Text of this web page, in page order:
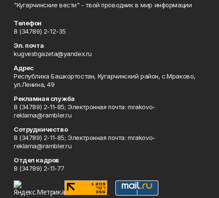
"Кугарчинские вести" - твой проводник в мир информации
Телефон
8 (34789) 2-12-35
Эл. почта
kugvestigazeta@yandex.ru
Адрес
Республика Башкортостан, Кугарчинский район, с.Мраково,
ул.Ленина, 49
Рекламная служба
8 (34789) 2-11-85; Электронная почта: mrakovo-
reklama@rambler.ru
Сотрудничество
8 (34789) 2-11-85; Электронная почта: mrakovo-
reklama@rambler.ru
Отдел кадров
8 (34789) 2-11-77